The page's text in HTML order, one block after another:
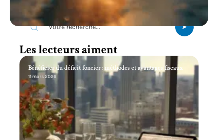
Recherche
Les lecteurs aiment
Bénéficier du déficit foncier : méthodes et avantages fiscaux
11 mars 2026